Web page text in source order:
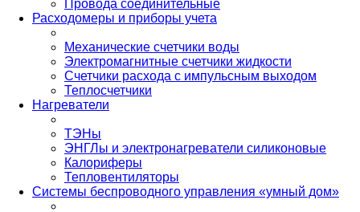
Провода соединительные
Расходомеры и приборы учета
Механические счетчики воды
Электромагнитные счетчики жидкости
Счетчики расхода с импульсным выходом
Теплосчетчики
Нагреватели
ТЭНы
ЭНГЛы и электронагреватели силиконовые
Калориферы
Тепловентиляторы
Системы беспроводного управления «умный дом»